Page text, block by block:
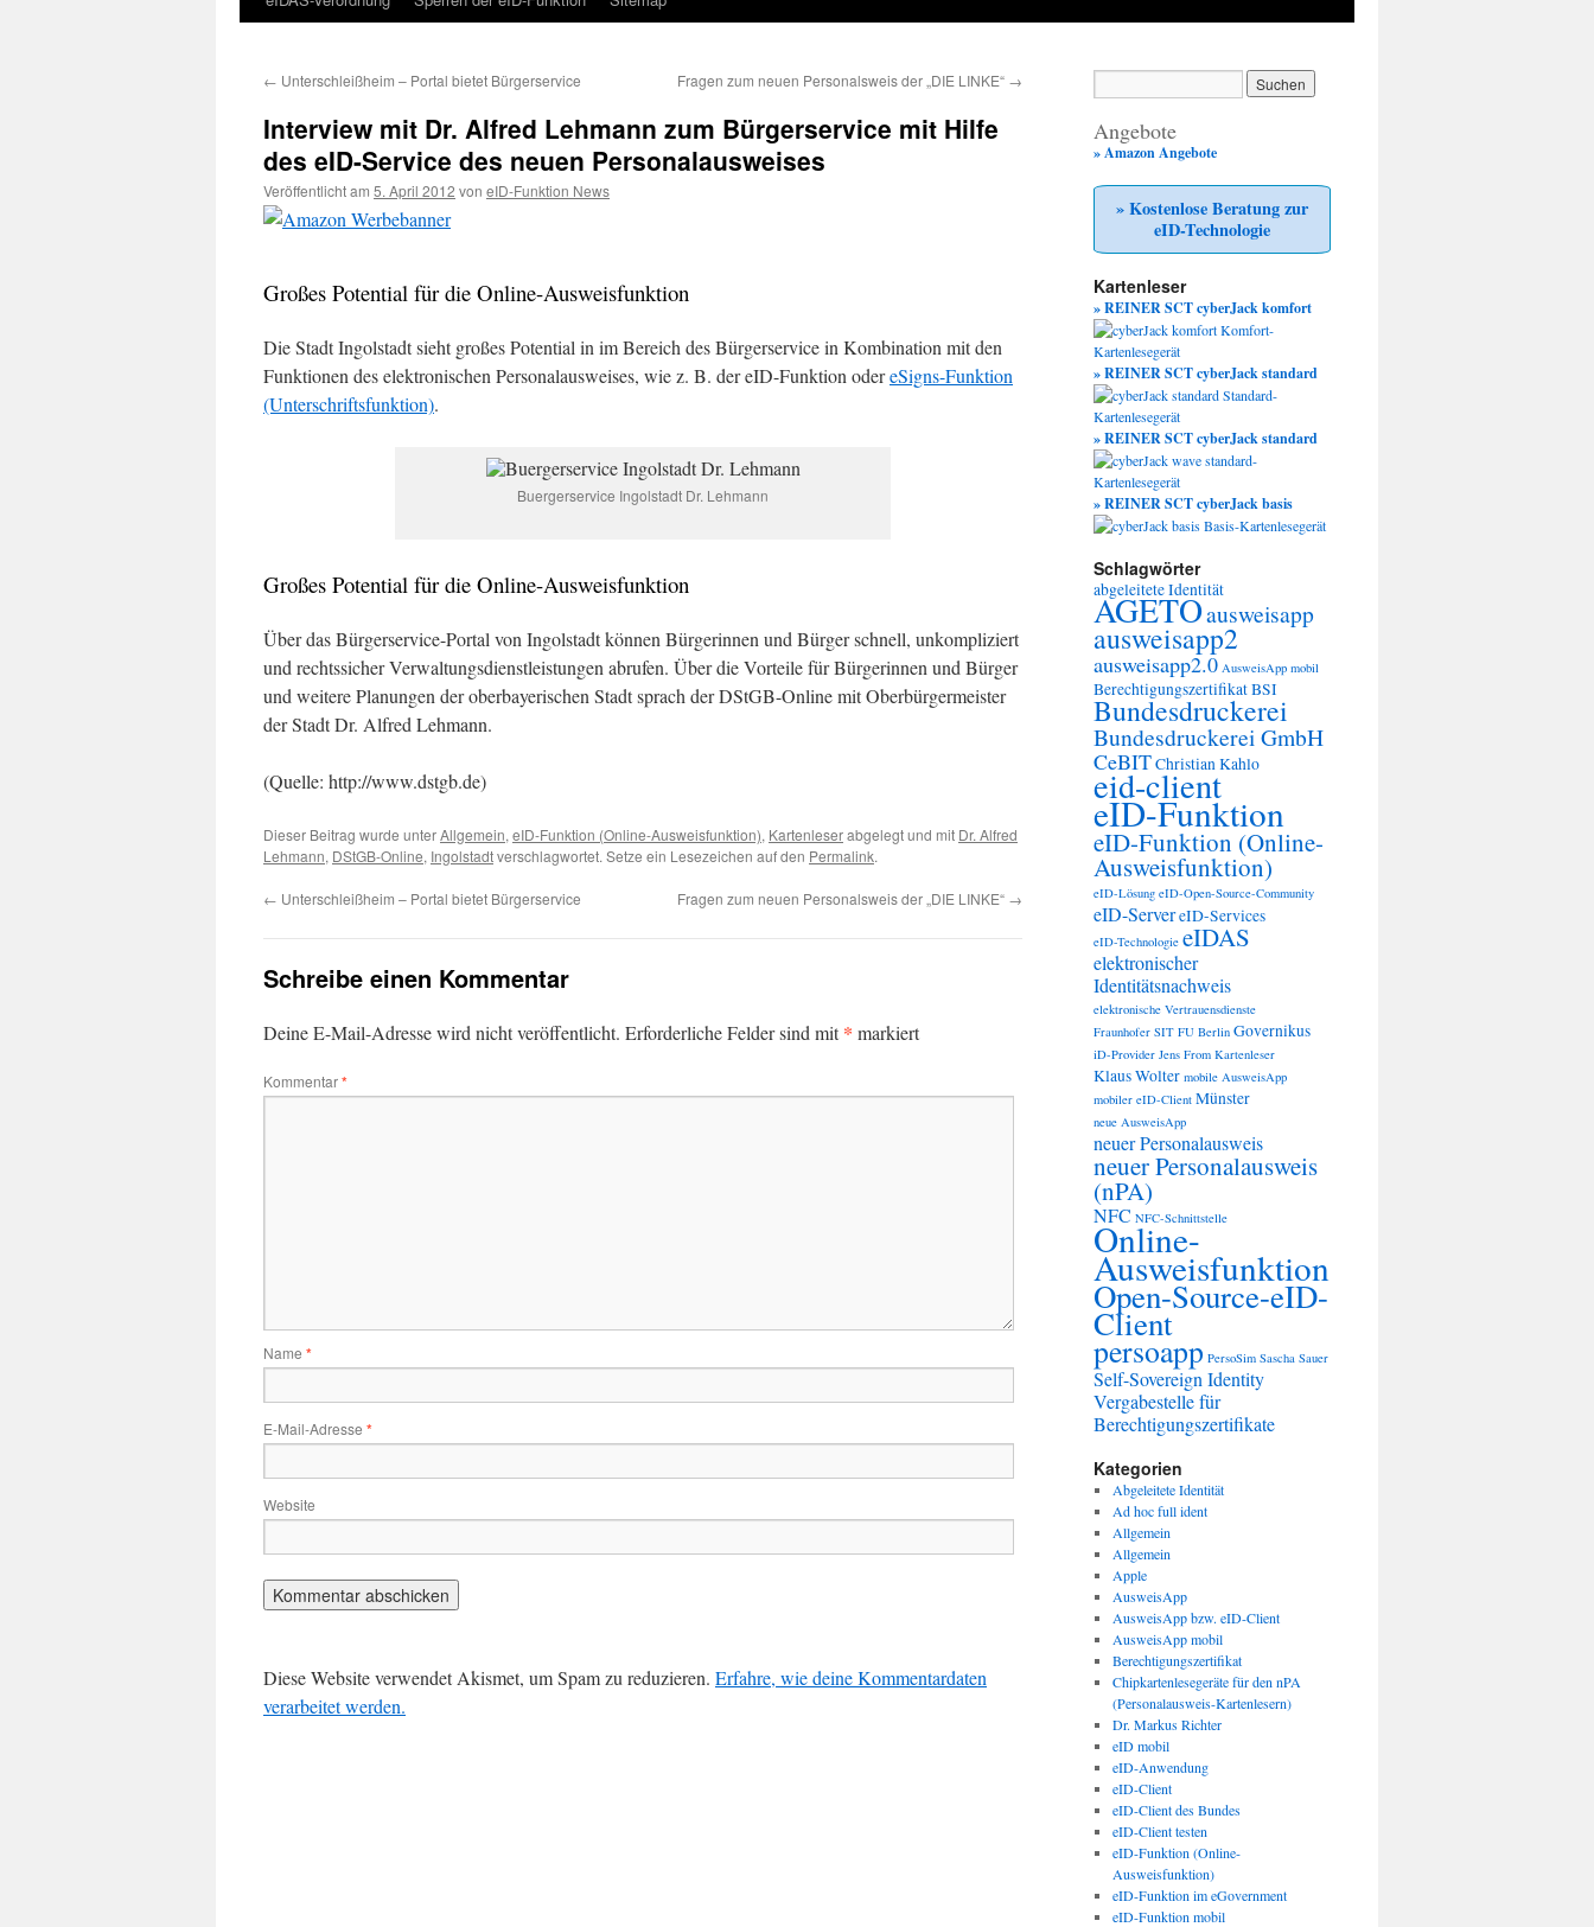
← Unterschleißheim – Portal bietet Bürgerservice Fragen zum neuen Personalsweis der „DIE LINKE“ →
Interview mit Dr. Alfred Lehmann zum Bürgerservice mit Hilfe
des eID-Service des neuen Personalausweises
Veröffentlicht am 5. April 2012 von eID-Funktion News
Großes Potential für die Online-Ausweisfunktion
Die Stadt Ingolstadt sieht großes Potential in im Bereich des Bürgerservice in Kombination mit den
Funktionen des elektronischen Personalausweises, wie z. B. der eID-Funktion odereSigns-Funktion
(Unterschriftsfunktion).
Buergerservice Ingolstadt Dr. Lehmann
Großes Potential für die Online-Ausweisfunktion
Über das Bürgerservice-Portal von Ingolstadt können Bürgerinnen und Bürger schnell, unkompliziert
und rechtssicher Verwaltungsdienstleistungen abrufen. Über die Vorteile für Bürgerinnen und Bürger
und weitere Planungen der oberbayerischen Stadt sprach der DStGB-Online mit Oberbürgermeister
der Stadt Dr. Alfred Lehmann.
(Quelle: http://www.dstgb.de)
Dieser Beitrag wurde unterAllgemein, eID-Funktion (Online-Ausweisfunktion), Kartenleserabgelegt und mit Dr. Alfred
Lehmann, DStGB-Online, Ingolstadtverschlagwortet. Setze ein Lesezeichen auf den Permalink.
← Unterschleißheim – Portal bietet Bürgerservice Fragen zum neuen Personalsweis der „DIE LINKE“ →
Schreibe einen Kommentar
Deine E-Mail-Adresse wird nicht veröffentlicht. Erforderliche Felder sind mit* markiert
Kommentar*
Name *
E-Mail-Adresse *
Website
Diese Website verwendet Akismet, um Spam zu reduzieren. Erfahre, wie deine Kommentardaten
verarbeitet werden.
Angebote
» Amazon Angebote
» Kostenlose Beratung zur
eID-Technologie
Kartenleser
» REINER SCT cyberJack komfort
» REINER SCT cyberJack standard
» REINER SCT cyberJack standard
» REINER SCT cyberJack basis
Schlagwörter
abgeleitete Identität
AGETOausweisapp
ausweisapp2
ausweisapp2.0 AusweisApp mobil
BerechtigungszertifikatBSI
Bundesdruckerei
Bundesdruckerei GmbH
CeBITChristian Kahlo
eid-client
eID-Funktion
eID-Funktion (Online-
Ausweisfunktion)
eID-Lösung eID-Open-Source-Community
eID-ServereID-Services
eID-Technologie eIDAS
elektronischer
Identitätsnachweis
elektronische Vertrauensdienste
Fraunhofer SIT FU Berlin Governikus
iD-Provider Jens From Kartenleser
Klaus Wolter mobile AusweisApp
mobiler eID-Client Münster
neue AusweisApp
neuer Personalausweis
neuer Personalausweis
(nPA)
NFC NFC-Schnittstelle
Online-
Ausweisfunktion
Open-Source-eID-
Client
persoapp PersoSim Sascha Sauer
Self-Sovereign Identity
Vergabestelle für
Berechtigungszertifikate
Kategorien
Abgeleitete Identität
Ad hoc full ident
Allgemein
Allgemein
Apple
AusweisApp
AusweisApp bzw. eID-Client
AusweisApp mobil
Berechtigungszertifikat
Chipkartenlesegeräte für den nPA
(Personalausweis-Kartenlesern)
Dr. Markus Richter
eID mobil
eID-Anwendung
eID-Client
eID-Client des Bundes
eID-Client testen
eID-Funktion (Online-
Ausweisfunktion)
eID-Funktion im eGovernment
eID-Funktion mobil